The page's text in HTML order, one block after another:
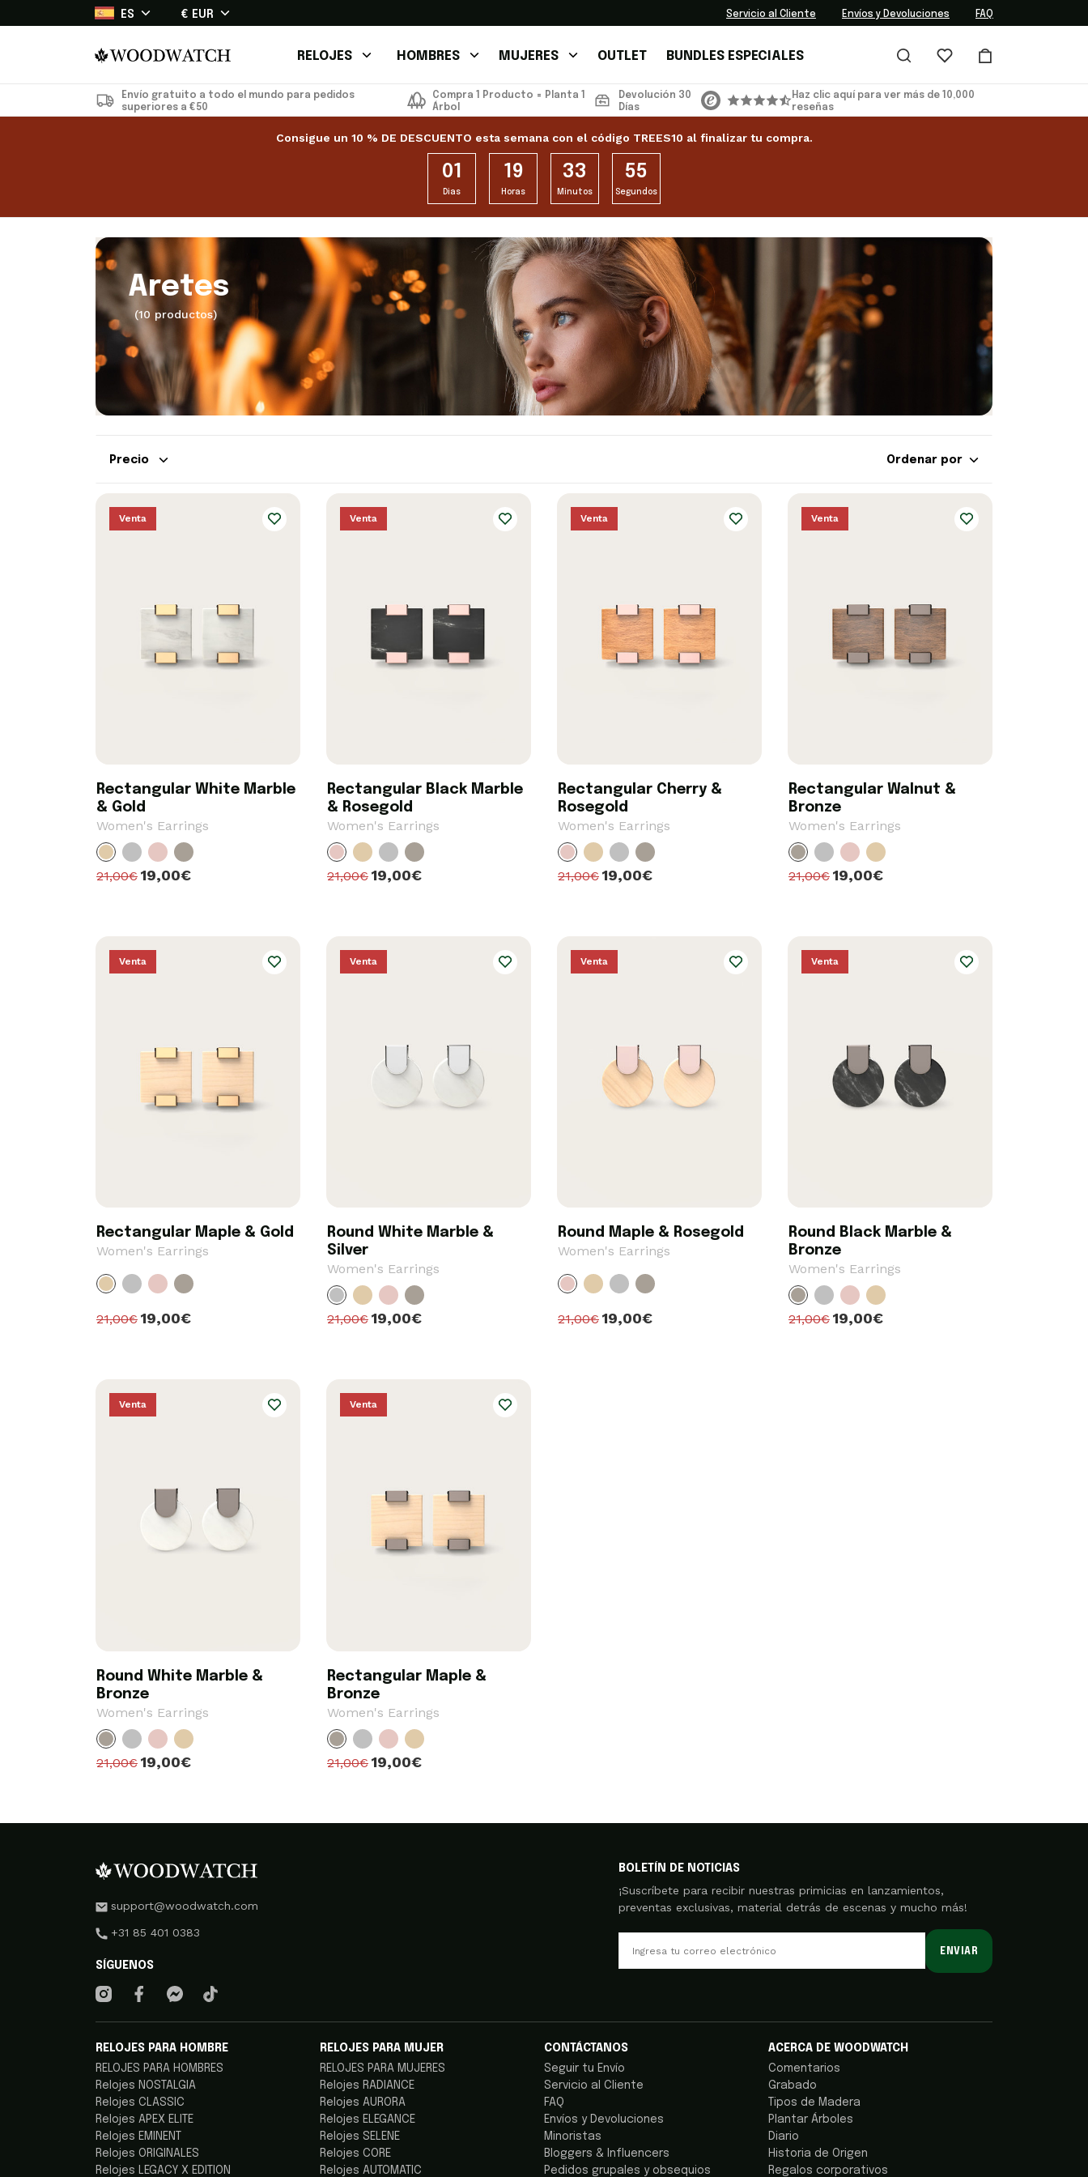
ES € EUR Servicio al Cliente Envíos y Devoluciones FAQ
RELOJES HOMBRES MUJERES OUTLET BUNDLES ESPECIALES
Envío gratuito a todo el mundo para pedidos
superiores a €50
Compra 1 Producto = Planta 1
Árbol
Devolución 30
Días
Haz clic aquí para ver más de 10,000
reseñas
Consigue un 10 % DE DESCUENTO esta semana con el código TREES10 al finalizar tu compra.
01
Dias
19
Horas
33
Minutos
54
Segundos
Aretes
(10 productos)
Precio Ordenar por
Venta
Rectangular White Marble
& Gold
Women's Earrings
21,00€ 19,00€
Venta
Rectangular Black Marble
& Rosegold
Women's Earrings
21,00€ 19,00€
Venta
Rectangular Cherry &
Rosegold
Women's Earrings
21,00€ 19,00€
Venta
Rectangular Walnut &
Bronze
Women's Earrings
21,00€ 19,00€
Venta
Rectangular Maple & Gold
Women's Earrings
21,00€ 19,00€
Venta
Round White Marble &
Silver
Women's Earrings
21,00€ 19,00€
Venta
Round Maple & Rosegold
Women's Earrings
21,00€ 19,00€
Venta
Round Black Marble &
Bronze
Women's Earrings
21,00€ 19,00€
Venta
Round White Marble &
Bronze
Women's Earrings
21,00€ 19,00€
Venta
Rectangular Maple &
Bronze
Women's Earrings
21,00€ 19,00€
support@woodwatch.com
+31 85 401 0383
SÍGUENOS
RELOJES PARA HOMBRE
RELOJES PARA HOMBRES
Relojes NOSTALGIA
Relojes CLASSIC
Relojes APEX ELITE
Relojes EMINENT
Relojes ORIGINALES
Relojes LEGACY X EDITION
RELOJES PARA MUJER
RELOJES PARA MUJERES
Relojes RADIANCE
Relojes AURORA
Relojes ELEGANCE
Relojes SELENE
Relojes CORE
Relojes AUTOMATIC
CONTÁCTANOS
Seguir tu Envío
Servicio al Cliente
FAQ
Envíos y Devoluciones
Minoristas
Bloggers & Influencers
Pedidos grupales y obsequios
ACERCA DE WOODWATCH
Comentarios
Grabado
Tipos de Madera
Plantar Árboles
Diario
Historia de Origen
Regalos corporativos
BOLETÍN DE NOTICIAS
¡Suscríbete para recibir nuestras primicias en lanzamientos,
preventas exclusivas, material detrás de escenas y mucho más!
ENVIAR